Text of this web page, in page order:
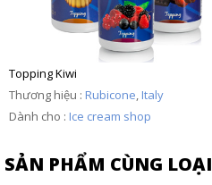
Topping Kiwi
Thương hiệu : Rubicone, Italy
Dành cho : Ice cream shop
SẢN PHẨM CÙNG LOẠI